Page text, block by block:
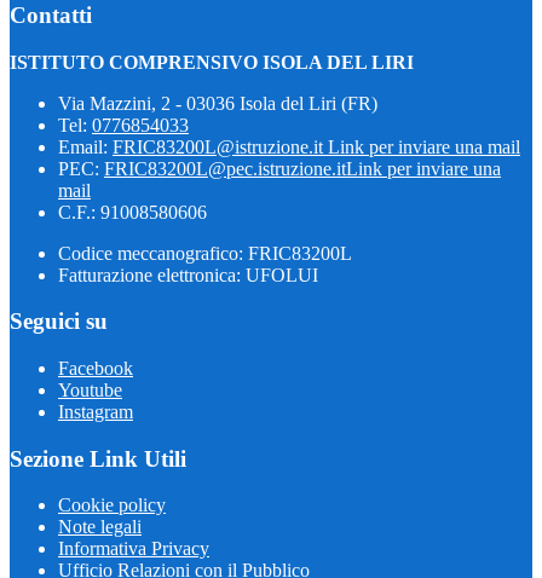
Contatti
ISTITUTO COMPRENSIVO ISOLA DEL LIRI
Via Mazzini, 2 - 03036 Isola del Liri (FR)
Tel: 0776854033
Email: FRIC83200L@istruzione.it Link per inviare una mail
PEC: FRIC83200L@pec.istruzione.itLink per inviare una
mail
C.F.: 91008580606
Codice meccanografico: FRIC83200L
Fatturazione elettronica: UFOLUI
Seguici su
Facebook
Youtube
Instagram
Sezione Link Utili
Cookie policy
Note legali
Informativa Privacy
Ufficio Relazioni con il Pubblico